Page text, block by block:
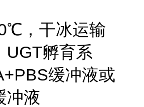
，干冰运输
UGT孵育系
缓冲液或
冲液